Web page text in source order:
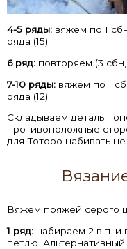
4-5 ряды: вяжем по 1
ряда (15).
6 ряд: повторяем (3 сбн,
7-10 ряды: вяжем по 1
ряда (12).
Складываем деталь
противоположные
для Тоторо набивать
Вяжем пряжей серого
1 ряд: набираем 2 в.п. и
петлю.